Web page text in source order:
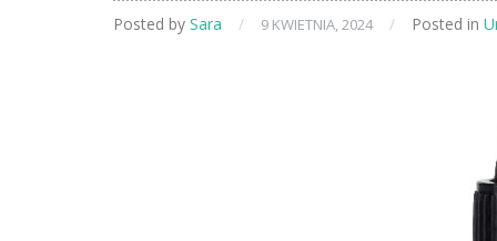
–
Posted by Sara / 9 KWIETNIA, 2024 / Posted in